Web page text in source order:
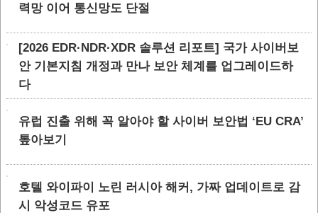
력망 이어 통신망도 단절
[2026 EDR·NDR·XDR 솔루션 리포트] 국가 사이버보
안 기본지침 개정과 만나 보안 체계를 업그레이드하
다
유럽 진출 위해 꼭 알아야 할 사이버 보안법 ‘EU CRA’
톺아보기
호텔 와이파이 노린 러시아 해커, 가짜 업데이트로 감
시 악성코드 유포